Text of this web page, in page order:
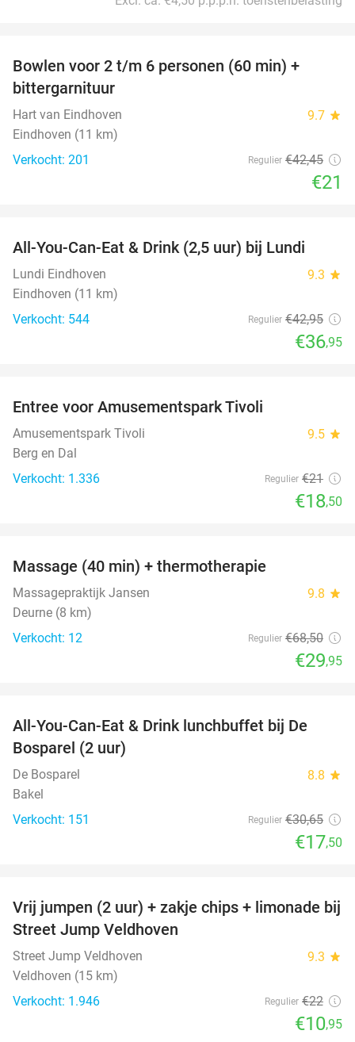
Bowlen voor 2 t/m 6 personen (60 min) +
bittergarnituur
Hart van Eindhoven 9.7 star
Eindhoven (11 km)
Verkocht: 201
Regulier €42,45
€21
All-You-Can-Eat & Drink (2,5 uur) bij Lundi
Lundi Eindhoven 9.3 star
Eindhoven (11 km)
Verkocht: 544
Regulier €42,95
€36,95
Entree voor Amusementspark Tivoli
Amusementspark Tivoli 9.5 star
Berg en Dal
Verkocht: 1.336
Regulier €21
€18,50
Massage (40 min) + thermotherapie
Massagepraktijk Jansen 9.8 star
Deurne (8 km)
Verkocht: 12
Regulier €68,50
€29,95
43%
All-You-Can-Eat & Drink lunchbuffet bij De
Bosparel (2 uur)
De Bosparel 8.8 star
Bakel
Verkocht: 151
Regulier €30,65
€17,50
50%
Vrij jumpen (2 uur) + zakje chips + limonade bij
Street Jump Veldhoven
Street Jump Veldhoven 9.3 star
Veldhoven (15 km)
Verkocht: 1.946
Regulier €22
€10,95